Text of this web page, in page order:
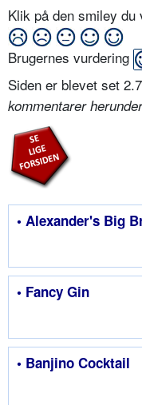
Klik på den smiley
Brugernes vurdering
Siden er blevet set
kommentarer herunder
• Alexander's Big
• Fancy Gin
• Banjino Cocktail